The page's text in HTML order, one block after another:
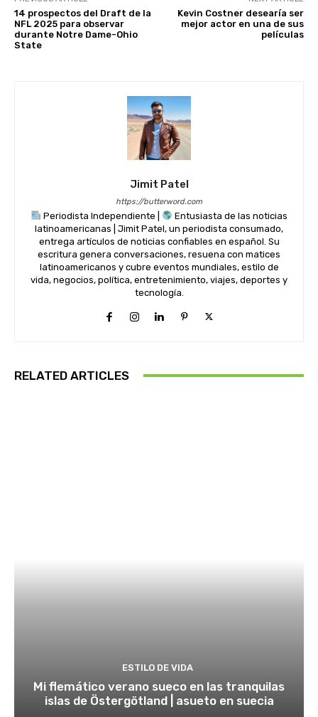
14 prospectos del Draft de la
NFL 2025 para observar
durante Notre Dame-Ohio
State
Kevin Costner desearía ser
mejor actor en una de sus
películas
Jimit Patel
https://butterword.com
Periodista Independiente |
Entusiasta de las noticias
latinoamericanas | Jimit Patel, un periodista consumado,
entrega artículos de noticias confiables en español. Su
escritura genera conversaciones, resuena con matices
latinoamericanos y cubre eventos mundiales, estilo de
vida, negocios, política, entretenimiento, viajes, deportes y
tecnología.
RELATED ARTICLES
ESTILO DE VIDA
Mi flemático verano sueco en las tranquilas
islas de Östergötland | asueto en suecia